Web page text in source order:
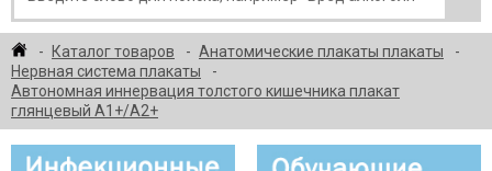
Каталог товаров
Анатомические плакаты плакаты
Нервная система плакаты
Автономная иннервация толстого кишечника плакат
глянцевый А1+/А2+